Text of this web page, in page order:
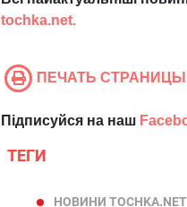
tochka.net.
ПЕЧАТЬ СТРАНИЦЫ
Підписуйся на наш
ТЕГИ
НОВИНИ TOCHKA.NET